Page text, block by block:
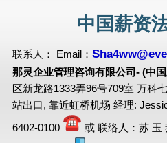
中国薪资
联系人： Email：
那灵企业管理咨询有限公司- (中国
区新龙路1333弄96号709室 万科
站出口, 靠近虹桥机场 经理:
6402-0100
或 联络人：苏 玉